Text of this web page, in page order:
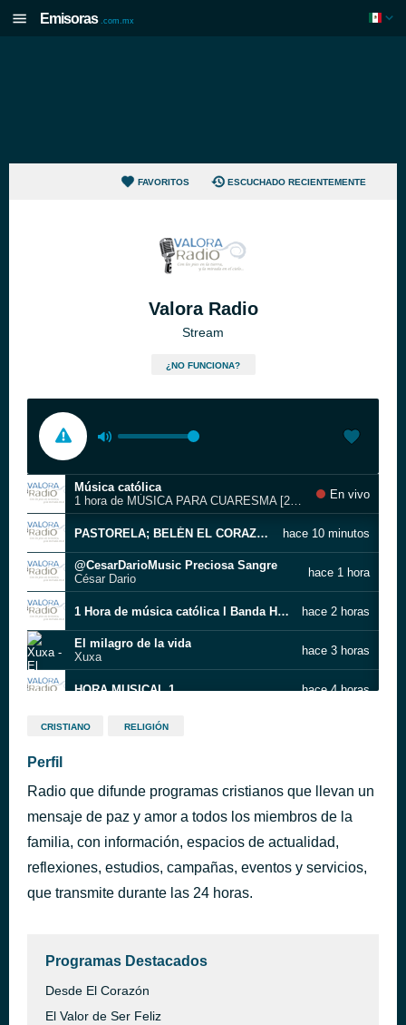
Emisoras .com.mx
FAVORITOS ESCUCHADO RECIENTEMENTE
Valora Radio
Stream
¿NO FUNCIONA?
Música católica
1 hora de MÚSICA PARA CUARESMA [2022] Athenas
En vivo
PASTORELA; BELÉN EL CORAZÓN DE LA FAMILIA hace 10 minutos
@CesarDarioMusic Preciosa Sangre
César Dario
hace 1 hora
1 Hora de música católica l Banda Huellas l Música de animación l Covers y temas originales hace 2 horas
El milagro de la vida
Xuxa
hace 3 horas
HORA MUSICAL 1 hace 4 horas
NAVIDAD 1 L
Jóvenes en acción...Hijos en depresión por vivir en un matrimonio lastimado hace 8 horas
CRISTIANO RELIGIÓN
Perfil
Radio que difunde programas cristianos que llevan un
mensaje de paz y amor a todos los miembros de la
familia, con información, espacios de actualidad,
reflexiones, estudios, campañas, eventos y servicios,
que transmite durante las 24 horas.
Programas Destacados
Desde El Corazón
El Valor de Ser Feliz